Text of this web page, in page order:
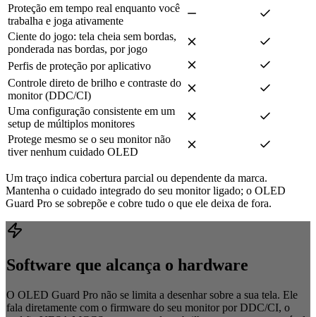
Proteção em tempo real enquanto você
trabalha e joga ativamente
Ciente do jogo: tela cheia sem bordas,
ponderada nas bordas, por jogo
Perfis de proteção por aplicativo
Controle direto de brilho e contraste do
monitor (DDC/CI)
Uma configuração consistente em um
setup de múltiplos monitores
Protege mesmo se o seu monitor não
tiver nenhum cuidado OLED
Um traço indica cobertura parcial ou dependente da marca.
Mantenha o cuidado integrado do seu monitor ligado; o OLED
Guard Pro se sobrepõe e cobre tudo o que ele deixa de fora.
Software que alcança o hardware
O OLED Guard Pro não se limita a desenhar sobre a sua tela. Ele
fala diretamente com o firmware do seu monitor por DDC/CI, o